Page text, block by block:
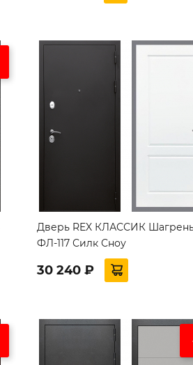
Дверь REX КЛАССИК
ФЛ-117 Силк Сноу
30 240 ₽